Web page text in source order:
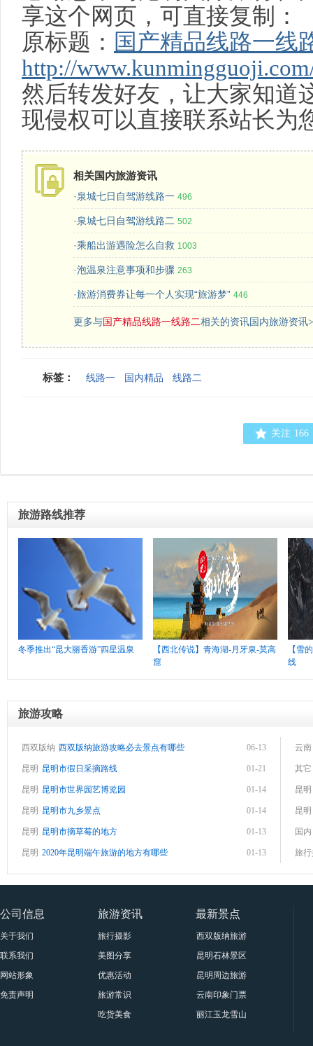
享这个网页，可直接复制：
原标题： 国产精品线路一线
http://
然后转发好友，让大家知道
现侵权可以直接联系站长为
相关国内旅游资讯
·泉城七日自驾游线路一 496
·泉城七日自驾游线路二 502
·乘船出游遇险怎么自救 1003
·泡温泉注意事项和步骤 263
·旅游消费券让每一个人实现“旅游梦” 446
更多与国产精品线路一线路二相关的资讯国内旅游资讯
标签： 线路一 国内精品 线路二
关注 166
旅游路线推荐
冬季推出“昆大丽香游”四星温泉
【西北传说】青海湖-月牙泉-莫高
窟
【雪
线
旅游攻略
西双版纳 西双版纳旅游攻略必去景点有哪些 06-13
昆明 昆明市假日采摘路线 01-21
昆明 昆明市世界园艺博览园 01-14
昆明 昆明市九乡景点 01-14
昆明 昆明市摘草莓的地方 01-13
昆明 2020年昆明端午旅游的地方有哪些 01-13
云南
其它
昆明
昆明
国内
旅
公司信息
关于我们
联系我们
网站形象
免责声明
旅游资讯
旅行摄影
美图分享
优惠活动
旅游常识
吃货美食
最新景点
西双版纳旅游景点大全
昆明石林景区要门票吗？属于
昆明周边旅游十一大景点与门
云南印象门票贵宾票、甲票、
丽江玉龙雪山印象丽江门票|套